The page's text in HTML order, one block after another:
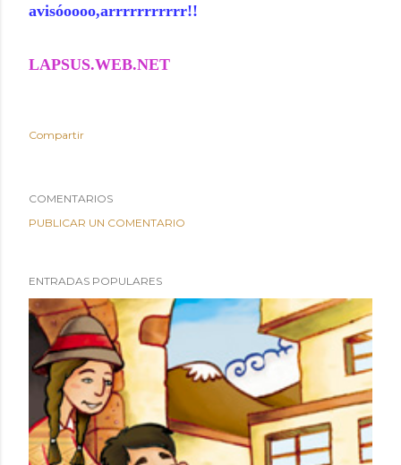
avisóoooo,arrrrrrrrrrr!!
LAPSUS.WEB.NET
Compartir
COMENTARIOS
PUBLICAR UN COMENTARIO
ENTRADAS POPULARES